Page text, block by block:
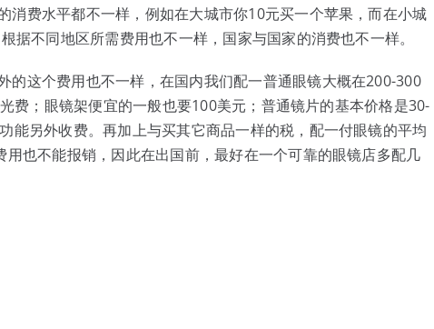
消费水平都不一样，例如在大城市你10元买一个苹果，而在小城
不同地区所需费用也不一样，国家与国家的消费也不一样。
的这个费用也不一样，在国内我们配一普通眼镜大概在200-300
费；眼镜架便宜的一般也要100美元；普通镜片的基本价格是30-
能另外收费。再加上与买其它商品一样的税，配一付眼镜的平均
也不能报销，因此在出国前，最好在一个可靠的眼镜店多配几